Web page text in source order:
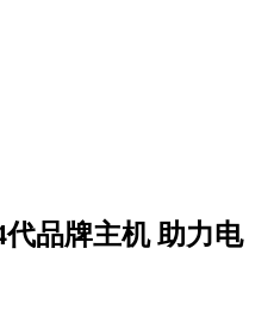
品牌主机 助力电